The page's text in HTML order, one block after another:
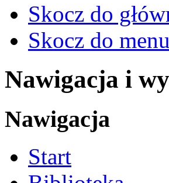
Skocz do
Skocz do
Nawigacja i
Nawigacja
Start